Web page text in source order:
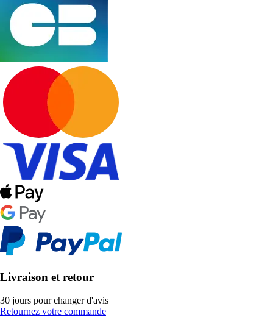
Livraison et retour
30 jours pour changer d'avis
Retournez votre commande